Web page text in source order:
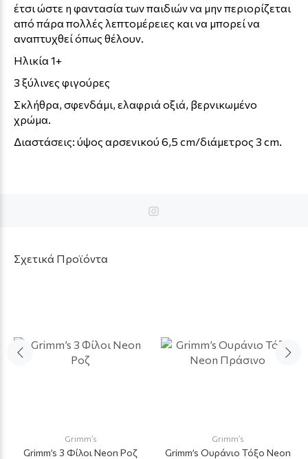
έτσι ώστε η φαντασία των παιδιών να μην περιορίζεται
από πάρα πολλές λεπτομέρειες και να μπορεί να
αναπτυχθεί όπως θέλουν.
Ηλικία 1+
3 ξύλινες φιγούρες
Σκλήθρα, σφενδάμι, ελαφριά οξιά, βερνικωμένο
χρώμα.
Διαστάσεις: ύψος αρσενικού 6,5 cm/διάμετρος 3 cm.
Σχετικά Προϊόντα
Grimm’s
Grimm’s 3 Φίλοι Neon Ροζ
Grimm’s
Grimm’s Ουράνιο Τόξο Neon